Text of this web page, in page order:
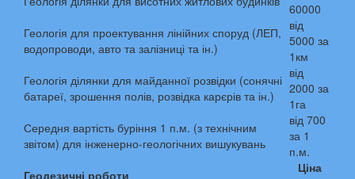
60000
Геологія для проектування лінійних споруд (ЛЕП,
водопроводи, авто та залізниці та ін.)
від
5000 за
1км
Геологія ділянки для майданної розвідки (сонячні
батареї, зрошення полів, розвідка карєрів та ін.)
від
2000 за
1га
Середня вартість буріння 1 п.м. (з технічним
звітом) для інженерно-геологічних вишукувань
від 700
за 1
п.м.
Геодезичні роботи
Ціна